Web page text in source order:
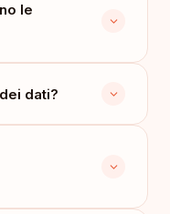
le
dati?